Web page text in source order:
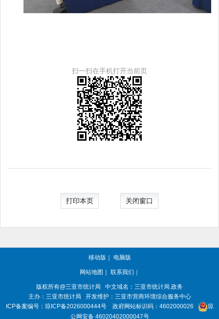
扫一扫在手机打开当前页
打印本页 关闭窗口
移动版 电脑版
网站地图 联系我们
版权所有@三亚市统计局
中文域名：三亚市统计局.政务
主办：三亚市统计局
开发维护：三亚市营商环境综合服务中心
ICP备案编号： 琼ICP备2026000444号 政府网站标识码： 4602000026
琼
公网安备 46020402000047号